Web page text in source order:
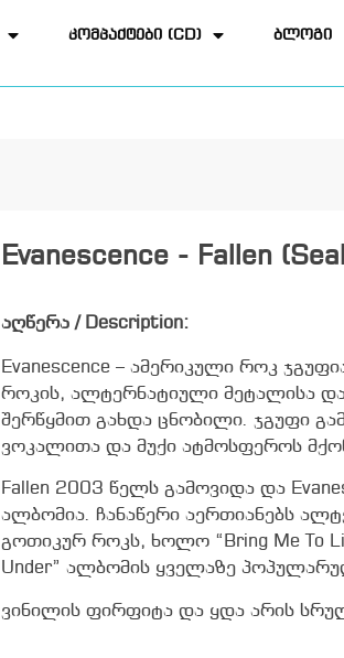
კომპაქტები (CD) ბლოგი
Evanescence - Fallen
აღწერა / Description:
Evanescence – ამერიკული როკ
როკის, ალტერნატიული მეტალისა
შერწყმით გახდა ცნობილი. ჯგუფი
ვოკალითა და მუქი ატმოსფეროს
Fallen 2003 წელს გამოვიდა და
ალბომია. ჩანაწერი აერთიანებს
გოთიკურ როკს, ხოლო “Bring Me To
Under” ალბომის ყველაზე
ვინილის ფირფიტა და ყდა არის